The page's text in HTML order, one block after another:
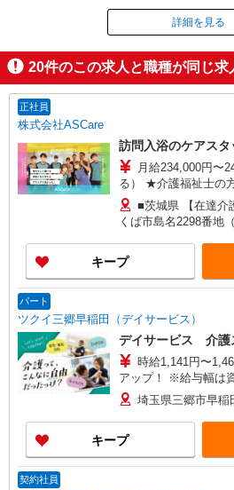
掲載期間終
詳細を見る
20件のこの求人と職種が同じ求
正社員
株式会社ASCare
訪問入浴のケアスタ
月給234,000円〜
る） ★介護福祉士の
手当） 別途交通費支
残業手当（月平均残
給
■茨城県 【在達介
くば市島名2298番地
山市南流山四丁目6
宅介護センター東船
目14番地8 ソフィー
介護センター市川】
番地2 サンライズ鈴木102号室 ■
業所】埼玉県三郷市
サイド早稲田III1階
キープ
パート
ツクイ三郷早稲田（デイサービス）
デイサービス 介護
時給1,141円〜1,469円 ★土日祝日は時
アップ！ ※給与幅は
埼玉県三郷市早稲
キープ
契約社員